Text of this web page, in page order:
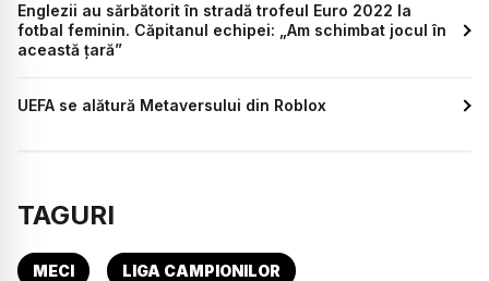
Englezii au sărbătorit în stradă trofeul Euro 2022 la
fotbal feminin. Căpitanul echipei: „Am schimbat jocul în
această țară”
UEFA se alătură Metaversului din Roblox
TAGURI
MECI LIGA CAMPIONILOR